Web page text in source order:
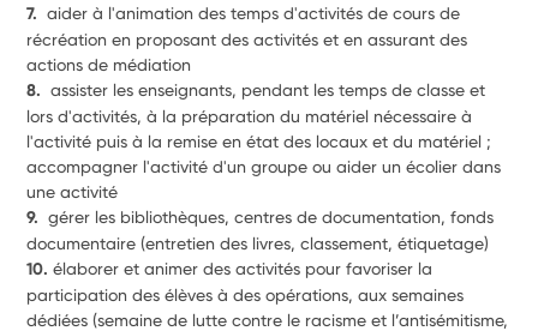
7. aider à l'animation des temps d'activités de cours de
récréation en proposant des activités et en assurant des
actions de médiation
8. assister les enseignants, pendant les temps de classe et
lors d'activités, à la préparation du matériel nécessaire à
l'activité puis à la remise en état des locaux et du matériel ;
accompagner l'activité d'un groupe ou aider un écolier dans
une activité
9. gérer les bibliothèques, centres de documentation, fonds
documentaire (entretien des livres, classement, étiquetage)
10. élaborer et animer des activités pour favoriser la
participation des élèves à des opérations, aux semaines
dédiées (semaine de lutte contre le racisme et l’antisémitisme,